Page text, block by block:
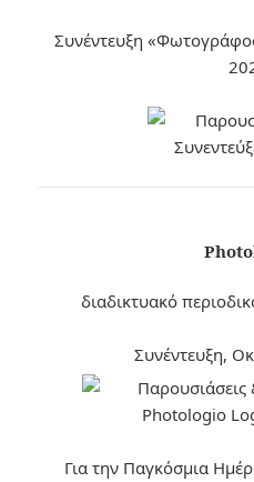
Συνέντευξη
διαδικτυακό
Συνέντευξη,
Για την Παγκόσμια